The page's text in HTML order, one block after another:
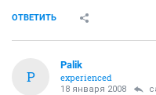
ОТВЕТИТЬ
P
Palik
experienced
18 января 2008